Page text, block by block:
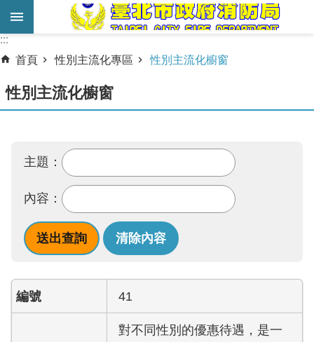
跳到主要內容區塊
進
搜
尋
務
務
機
關
簡
:::
:::
首頁
性別主流化專區 性別主流化櫥窗
性別主流化櫥窗
主題：
內容：
41
對不同性別的優惠待遇，是一